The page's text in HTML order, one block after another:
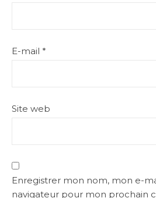
E-mail *
Site web
Enregistrer mon nom, mon e-
navigateur pour mon prochain